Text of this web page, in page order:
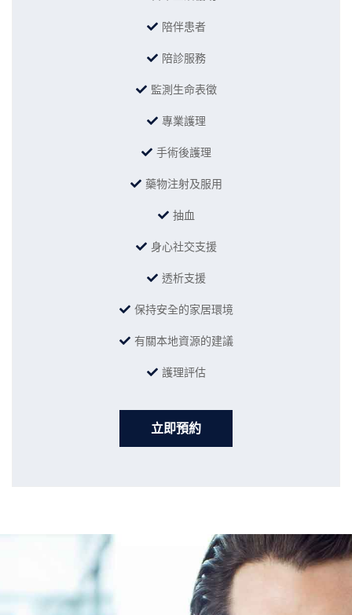
陪伴患者
陪診服務
監測生命表徵
專業護理
手術後護理
藥物注射及服用
抽血
身心社交支援
透析支援
保持安全的家居環境
有關本地資源的建議
護理評估
立即預約